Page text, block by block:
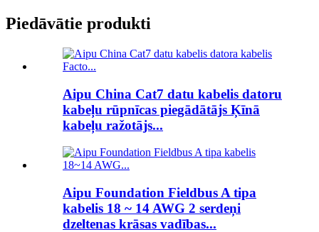
Piedāvātie produkti
Aipu China Cat7 datu kabelis datoru
kabeļu rūpnīcas piegādātājs Ķīnā
kabeļu ražotājs...
Aipu Foundation Fieldbus A tipa
kabelis 18 ~ 14 AWG 2 serdeņi
dzeltenas krāsas vadības...